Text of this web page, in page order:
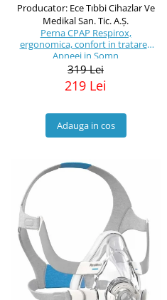
Producator: Ece Tıbbi Cihazlar Ve
Medikal San. Tic. A.Ş.
Perna CPAP Respirox,
ergonomica, confort in tratarea
Apneei in Somn
319 Lei
219 Lei
Adauga in cos